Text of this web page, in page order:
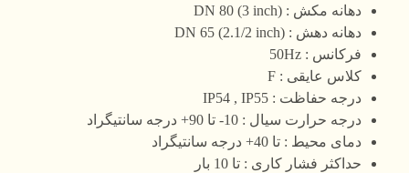
دهانه مکش : DN 80 (3 inch)
دهانه دهش : DN 65 (2.1/2 inch)
فرکانس : 50Hz
کلاس عایقی : F
درجه حفاظت : IP54 , IP55
درجه حرارت سیال : 10- تا 90+ درجه سانتیگراد
دمای محیط : تا 40+ درجه سانتیگراد
حداکثر فشار کاری : تا 10 بار